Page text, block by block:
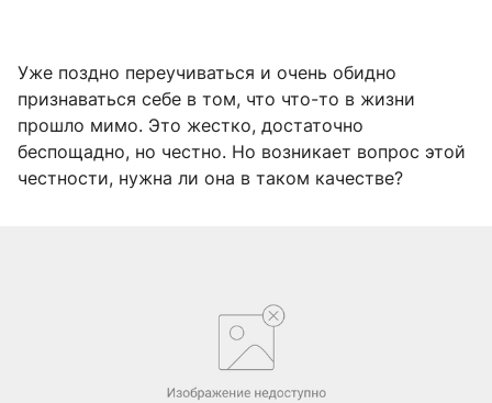
Уже поздно переучиваться и очень обидно
признаваться себе в том, что что-то в жизни
прошло мимо. Это жестко, достаточно
беспощадно, но честно. Но возникает вопрос этой
честности, нужна ли она в таком качестве?